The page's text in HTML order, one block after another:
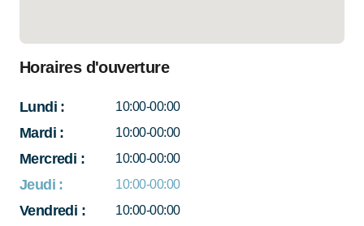
Horaires d'ouverture
Lundi : 10:00-00:00
Mardi : 10:00-00:00
Mercredi : 10:00-00:00
Jeudi : 10:00-00:00
Vendredi : 10:00-00:00